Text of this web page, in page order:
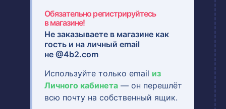
Обязательно регистрируйтесь
в магазине!
Не заказываете в магазине как
гость и на личный email
не @4b2.com
Используйте только email из
Личного кабинета — он перешлёт
всю почту на собственный ящик.